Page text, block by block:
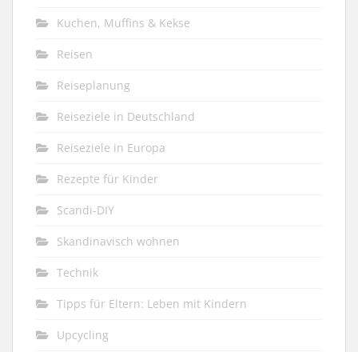
Kuchen, Muffins & Kekse
Reisen
Reiseplanung
Reiseziele in Deutschland
Reiseziele in Europa
Rezepte für Kinder
Scandi-DIY
Skandinavisch wohnen
Technik
Tipps für Eltern: Leben mit Kindern
Upcycling